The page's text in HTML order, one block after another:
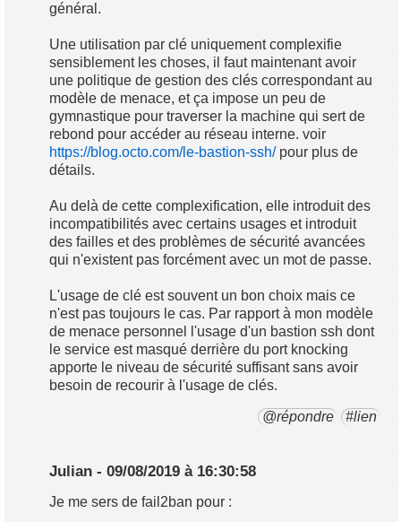
général.
Une utilisation par clé uniquement complexifie
sensiblement les choses, il faut maintenant avoir
une politique de gestion des clés correspondant au
modèle de menace, et ça impose un peu de
gymnastique pour traverser la machine qui sert de
rebond pour accéder au réseau interne. voir
https://blog.octo.com/le-bastion-ssh/ pour plus de
détails.
Au delà de cette complexification, elle introduit des
incompatibilités avec certains usages et introduit
des failles et des problèmes de sécurité avancées
qui n'existent pas forcément avec un mot de passe.
L'usage de clé est souvent un bon choix mais ce
n'est pas toujours le cas. Par rapport à mon modèle
de menace personnel l'usage d'un bastion ssh dont
le service est masqué derrière du port knocking
apporte le niveau de sécurité suffisant sans avoir
besoin de recourir à l'usage de clés.
@répondre #lien
Julian - 09/08/2019 à 16:30:58
Je me sers de fail2ban pour :